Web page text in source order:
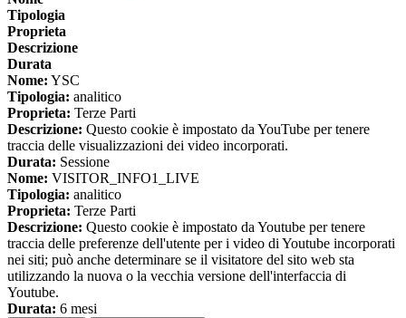
Tipologia
Proprieta
Descrizione
Durata
Nome: YSC
Tipologia: analitico
Proprieta: Terze Parti
Descrizione: Questo cookie è impostato da YouTube per tenere
traccia delle visualizzazioni dei video incorporati.
Durata: Sessione
Nome: VISITOR_INFO1_LIVE
Tipologia: analitico
Proprieta: Terze Parti
Descrizione: Questo cookie è impostato da Youtube per tenere
traccia delle preferenze dell'utente per i video di Youtube incorporati
nei siti; può anche determinare se il visitatore del sito web sta
utilizzando la nuova o la vecchia versione dell'interfaccia di
Youtube.
Durata: 6 mesi